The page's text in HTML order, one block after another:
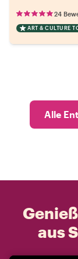
24
ART & CULTURE
Alle
aus